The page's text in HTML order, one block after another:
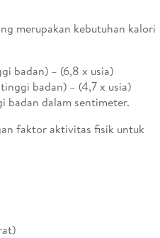
merupakan kebutuhan kalori
badan) – (6,8 x usia)
badan) – (4,7 x usia)
badan dalam sentimeter.
faktor aktivitas fisik untuk